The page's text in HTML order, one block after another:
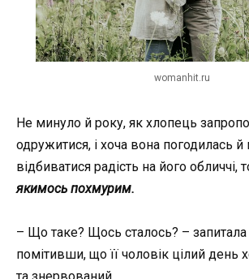
womanhit.ru
Не минуло й року, як хлопець
одружитися, і хоча вона погодилась й
відбиватися радість на його обличчі,
якимось похмурим.
– Що таке? Щось сталось? – запитала
помітивши, що її чоловік цілий день